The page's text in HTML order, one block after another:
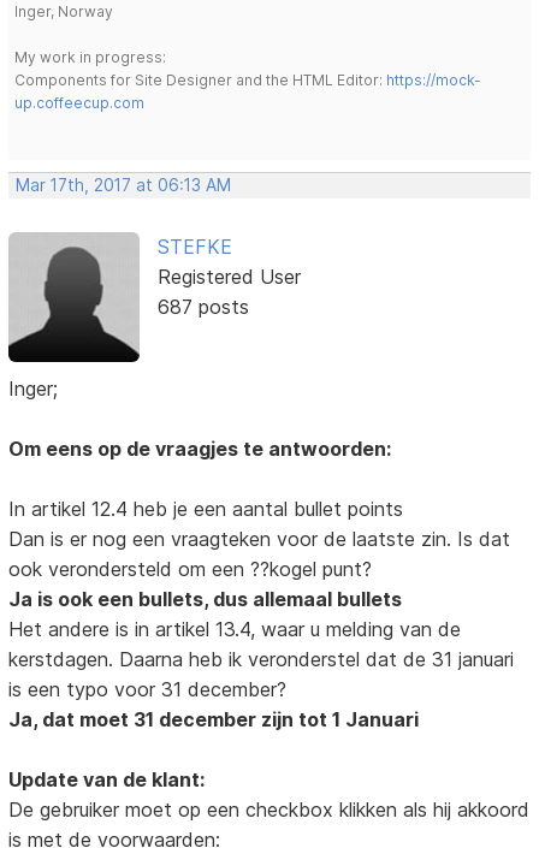
Inger, Norway
My work in progress:
Components for Site Designer and the HTML Editor: https://mock-
up.coffeecup.com
Mar 17th, 2017 at 06:13 AM
STEFKE
Registered User
687 posts
Inger;
Om eens op de vraagjes te antwoorden:
In artikel 12.4 heb je een aantal bullet points
Dan is er nog een vraagteken voor de laatste zin. Is dat
ook verondersteld om een ??kogel punt?
Ja is ook een bullets, dus allemaal bullets
Het andere is in artikel 13.4, waar u melding van de
kerstdagen. Daarna heb ik veronderstel dat de 31 januari
is een typo voor 31 december?
Ja, dat moet 31 december zijn tot 1 Januari
Update van de klant:
De gebruiker moet op een checkbox klikken als hij akkoord
is met de voorwaarden: